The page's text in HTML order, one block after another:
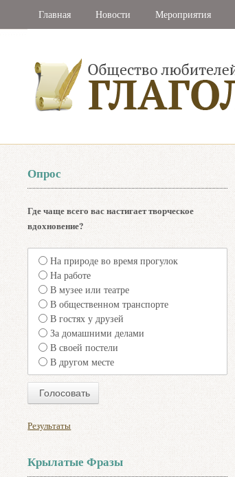
Главная Новости Мероприятия
Опрос
Где чаще всего вас настигает творческое
вдохновение?
На природе во время прогулок
На работе
В музее или театре
В общественном транспорте
В гостях у друзей
За домашними делами
В своей постели
В другом месте
Результаты
Крылатые Фразы